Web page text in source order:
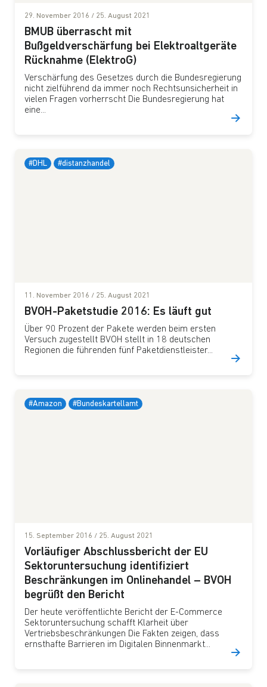
29. November 2016 / 25. August 2021
BMUB überrascht mit
Bußgeldverschärfung bei Elektroaltgeräte
Rücknahme (ElektroG)
Verschärfung des Gesetzes durch die Bundesregierung
nicht zielführend da immer noch Rechtsunsicherheit in
vielen Fragen vorherrscht Die Bundesregierung hat
eine...
#DHL #distanzhandel
11. November 2016 / 25. August 2021
BVOH-Paketstudie 2016: Es läuft gut
Über 90 Prozent der Pakete werden beim ersten
Versuch zugestellt BVOH stellt in 18 deutschen
Regionen die führenden fünf Paketdienstleister...
#Amazon #Bundeskartellamt
15. September 2016 / 25. August 2021
Vorläufiger Abschlussbericht der EU
Sektoruntersuchung identifiziert
Beschränkungen im Onlinehandel – BVOH
begrüßt den Bericht
Der heute veröffentlichte Bericht der E-Commerce
Sektoruntersuchung schafft Klarheit über
Vertriebsbeschränkungen Die Fakten zeigen, dass
ernsthafte Barrieren im Digitalen Binnenmarkt...